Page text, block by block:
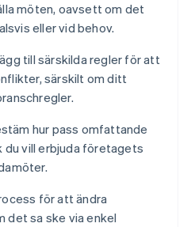
möten, oavsett om det
eller vid behov.
till särskilda regler för att
särskilt om ditt
hur pass omfattande
du vill erbjuda företagets
för att ändra
det sa ske via enkel